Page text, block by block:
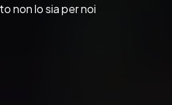
non lo sia per noi
Terrore. In esso
precedenti la